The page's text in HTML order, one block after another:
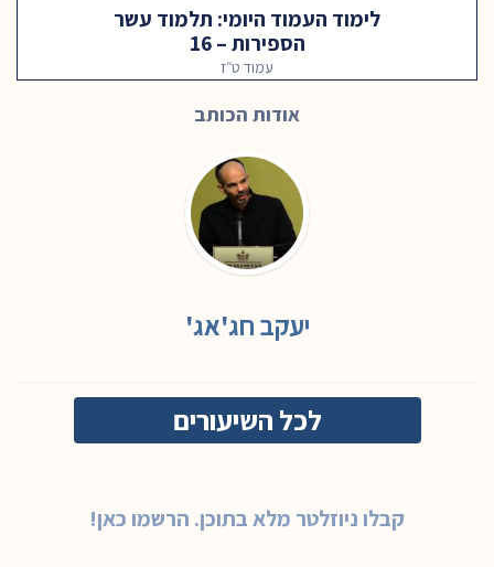
לימוד העמוד היומי: תלמוד עשר
הספירות – 16
עמוד ט״ז
אודות הכותב
יעקב חג'אג'
לכל השיעורים
קבלו ניוזלטר מלא בתוכן. הרשמו כאן!